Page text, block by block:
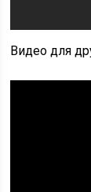
Видео для